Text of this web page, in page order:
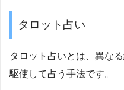
タロット占い
タロット占いとは、異な
駆使して占う手法です。